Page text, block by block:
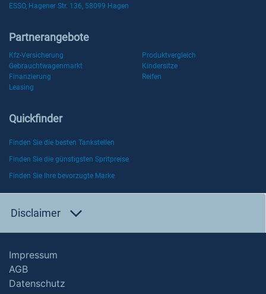
ESSO, Hagener Str. 136, 58099 Hagen
Partnerangebote
Kfz-Versicherung
Produktvergleich
Gebrauchtwagenmarkt
Kindersitze
Finanzierung
Reifen
Leasing
Quickfinder
Finden Sie die besten Tankstellen
Finden Sie die günstigsten Spritpreise
Finden Sie Ihre bevorzugte Marke
Disclaimer
Impressum
AGB
Datenschutz